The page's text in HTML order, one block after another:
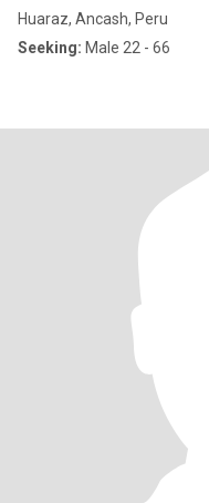
Huaraz, Ancash, Peru
Seeking: Male 22 - 66